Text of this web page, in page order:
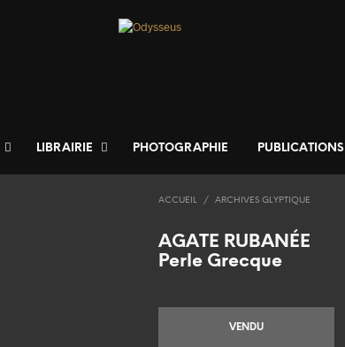
LIBRAIRIE PHOTOGRAPHIE PUBLICATIONS
ACCUEIL / ARCHIVES GLYPTIQUE
AGATE RUBANÉE
Perle Grecque
VENDU